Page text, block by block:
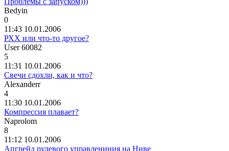
Bedyin
0
11:43 10.01.2006
РХХ или что-то другое?
User 60082
5
11:31 10.01.2006
Свечи сдохли, как и что?
Alexanderr
4
11:30 10.01.2006
Компрессия плавает?
Naprolom
8
11:12 10.01.2006
Апгрейд рулевого управлениния на Ниве